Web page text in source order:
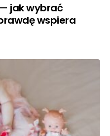
jak wybrać
wspiera